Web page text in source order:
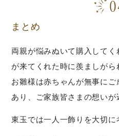
まとめ
両親が悩みぬいて購入して
が来てくれた時に羨ましがら
お雛様は赤ちゃんが無事に
あり、ご家族皆さまの想いが
東玉では一人一飾りを大切に